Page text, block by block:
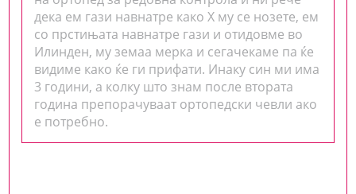
дека ем гази навнатре како X му се нозете, ем
со прстињата навнатре гази и отидовме во
Илинден, му земаа мерка и сегачекаме па ќе
видиме како ќе ги прифати. Инаку син ми има
3 години, а колку што знам после втората
година препорачуваат ортопедски чевли ако
е потребно.